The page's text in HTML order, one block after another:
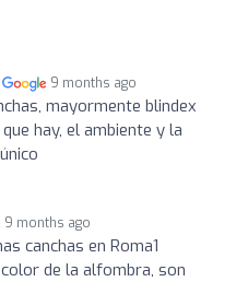
9 months ago
mayormente blindex
hay, el ambiente y la
9 months ago
canchas en Roma1
de la alfombra, son